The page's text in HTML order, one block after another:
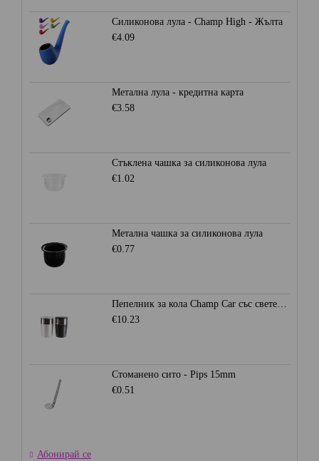
Силиконова лула - Champ High - Жълта
€4.09
Метална лула - кредитна карта
€3.58
Стъклена чашка за силиконова лула
€1.02
Метална чашка за силиконова лула
€0.77
Пепелник за кола Champ Car със светеща LED светлина
€10.23
Стоманено сито - Pips 15mm
€0.51
Абонирай се